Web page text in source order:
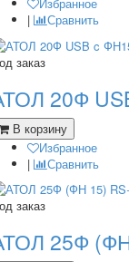
|
Сравнить
заказ
20Ф
В корзину
Избранное
|
Сравнить
заказ
25Ф (ФН